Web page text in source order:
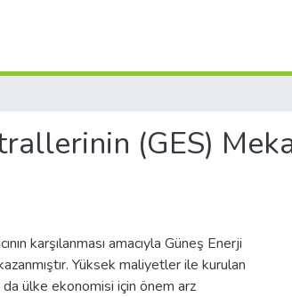
(GES)
karşılanması amacıyla Güneş Enerji
Yüksek maliyetler ile kurulan
da ülke ekonomisi için önem arz